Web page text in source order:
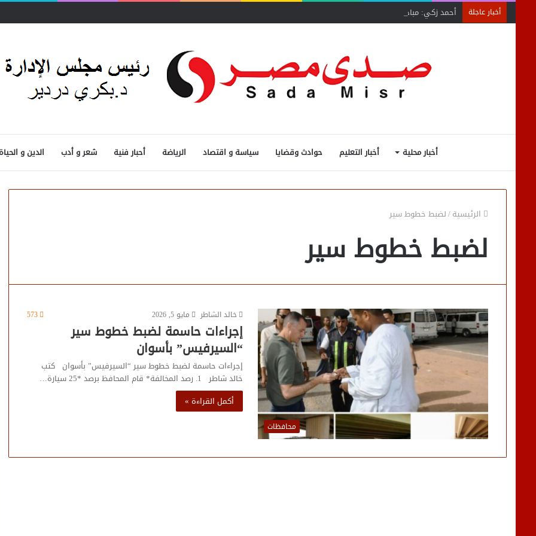
أخبار عاجلة أحمد زكي: مبادرة “مصر تنطلق بالتصدير”
أخبار محلية أخبار التعليم حوادث وقضايا سياسة و اقتصاد الرياضة أحبار فنية شعر و أدب الدين و الحياة
الرئيسية/لضبط خطوط سير
لضبط خطوط سير
محافظات
خالد الشاطر مايو 5, 2026 573
إجراءات حاسمة لضبط خطوط سير
“السيرفيس” بأسوان
إجراءات حاسمة لضبط خطوط سير “السيرفيس” بأسوان كتب
خالد شاطر 1. رصد المخالفة* قام المحافظ برصد *25 سيارة…
أكمل القراءة »